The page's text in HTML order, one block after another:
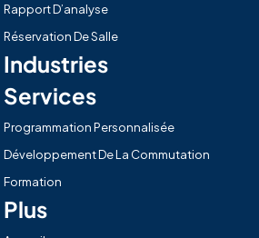
Rapport D’analyse
Réservation De Salle
Industries
Services
Programmation Personnalisée
Développement De La Commutation
Formation
Plus